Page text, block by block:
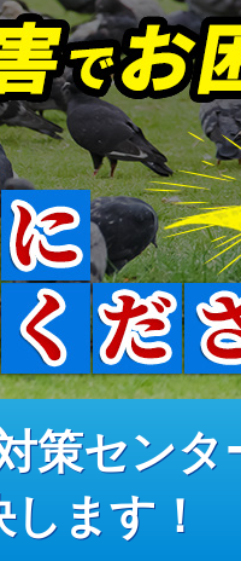
策センタ
ます！